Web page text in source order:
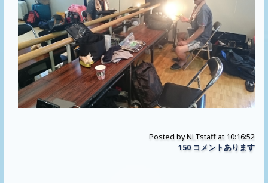
Posted byNLTstaffat 10:16:52
150 コメントあります